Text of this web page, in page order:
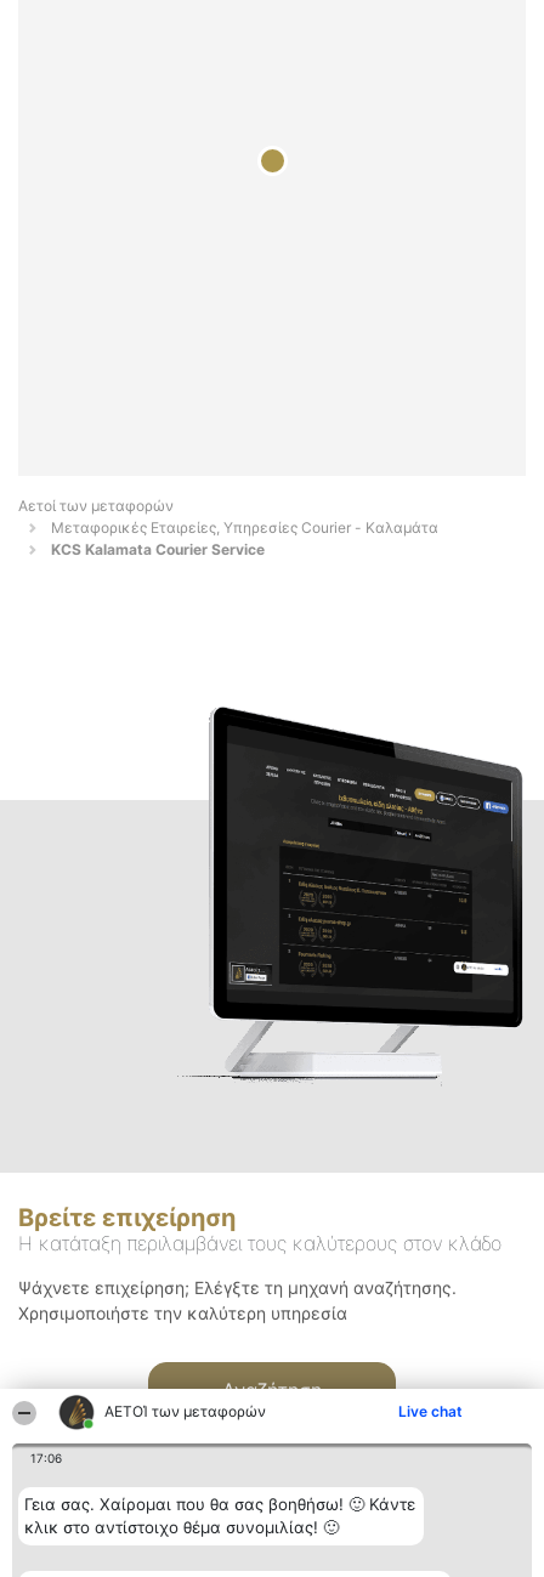
ΑΕΤΟΊ των μεταφορών Live chat
17:06
Γεια σας. Χαίρομαι που θα σας βοηθήσω! 🙂 Κάντε
κλικ στο αντίστοιχο θέμα συνομιλίας! 🙂
Αετοί των μεταφορών
Μεταφορικές Εταιρείες, Υπηρεσίες Courier - Καλαμάτα
KCS Kalamata Courier Service
Βρείτε επιχείρηση
Η κατάταξη περιλαμβάνει τους καλύτερους στον κλάδο
Ψάχνετε επιχείρηση; Ελέγξτε τη μηχανή αναζήτησης.
Χρησιμοποιήστε την καλύτερη υπηρεσία
Αναζήτηση
Διοργανωτής της
Κατάταξη Επικοινωνία